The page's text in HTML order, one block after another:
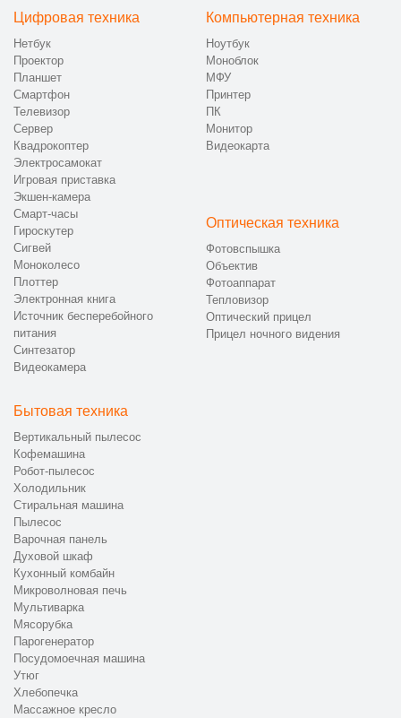
Цифровая техника
Нетбук
Проектор
Планшет
Смартфон
Телевизор
Сервер
Квадрокоптер
Электросамокат
Игровая приставка
Экшен-камера
Смарт-часы
Гироскутер
Сигвей
Моноколесо
Плоттер
Электронная книга
Источник бесперебойного
питания
Синтезатор
Видеокамера
Компьютерная техника
Ноутбук
Моноблок
МФУ
Принтер
ПК
Монитор
Видеокарта
Оптическая техника
Фотовспышка
Объектив
Фотоаппарат
Тепловизор
Оптический прицел
Прицел ночного видения
Бытовая техника
Вертикальный пылесос
Кофемашина
Робот-пылесос
Холодильник
Стиральная машина
Пылесос
Варочная панель
Духовой шкаф
Кухонный комбайн
Микроволновая печь
Мультиварка
Мясорубка
Парогенератор
Посудомоечная машина
Утюг
Хлебопечка
Массажное кресло